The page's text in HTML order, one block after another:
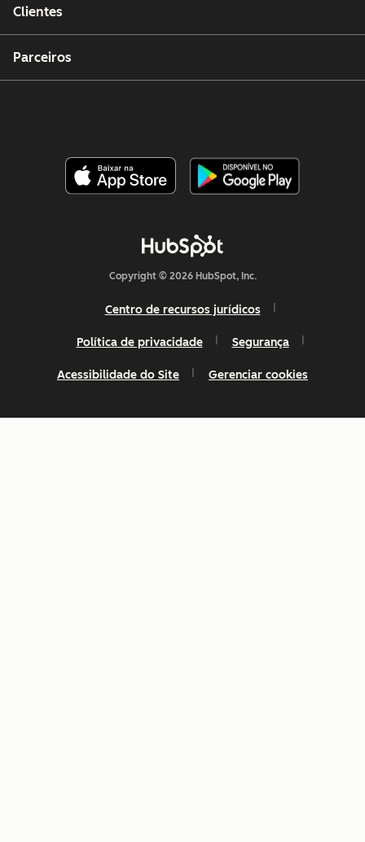
Clientes
Parceiros
Copyright © 2026 HubSpot, Inc.
Centro de recursos jurídicos
Política de privacidade Segurança
Acessibilidade do Site Gerenciar cookies